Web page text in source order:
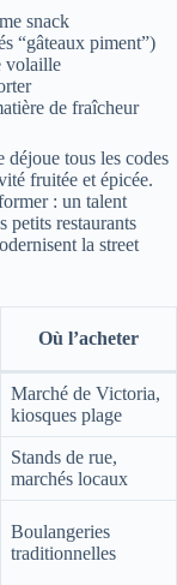
snack
“gâteaux piment”)
volaille
de fraîcheur
tous les codes
fruitée et épicée.
: un talent
petits restaurants
la street
Où l’acheter
Marché de Victoria,
kiosques plage
Stands de rue,
marchés locaux
Boulangeries
traditionnelles